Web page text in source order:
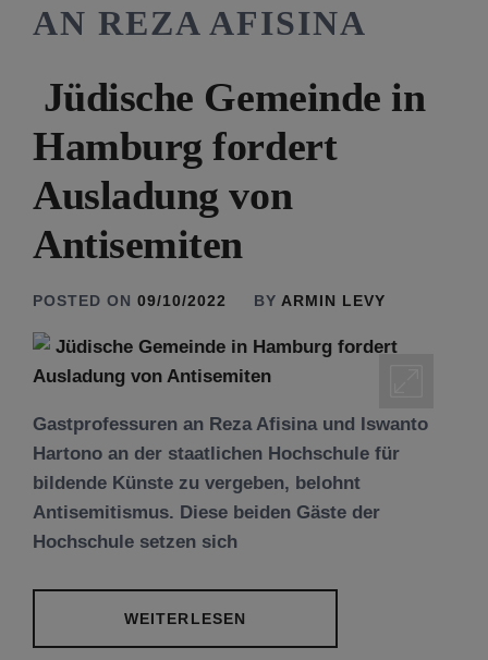
AN REZA AFISINA
Jüdische Gemeinde in
Hamburg fordert
Ausladung von
Antisemiten
POSTED ON 09/10/2022 BY ARMIN LEVY
Gastprofessuren an Reza Afisina und Iswanto
Hartono an der staatlichen Hochschule für
bildende Künste zu vergeben, belohnt
Antisemitismus. Diese beiden Gäste der
Hochschule setzen sich
WEITERLESEN